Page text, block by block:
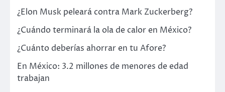
¿Elon Musk peleará contra Mark Zuckerberg?
¿Cuándo terminará la ola de calor en México?
¿Cuánto deberías ahorrar en tu Afore?
En México: 3.2 millones de menores de edad
trabajan